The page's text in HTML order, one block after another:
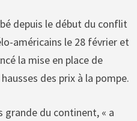
depuis le début du conflit
américains le 28 février et
la mise en place de
des prix à la pompe.
grande du continent, « a